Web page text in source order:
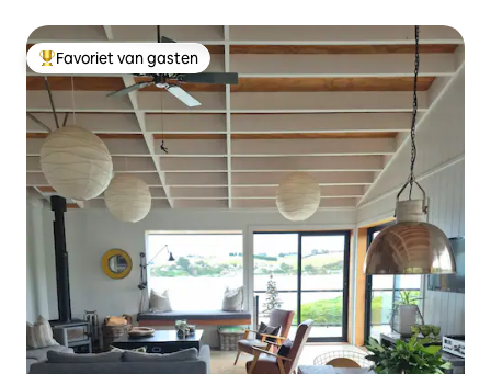
Topfavoriet van gasten
Favoriet van gasten